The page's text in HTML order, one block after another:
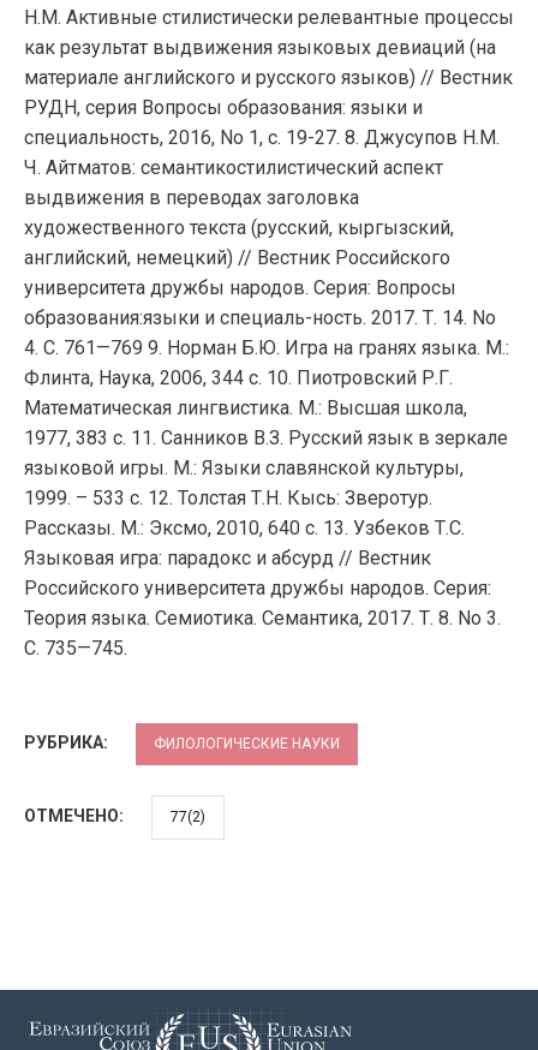
Н.М. Активные стилистически релевантные процессы
как результат выдвижения языковых девиаций (на
материале английского и русского языков) // Вестник
РУДН, серия Вопросы образования: языки и
специальность, 2016, No 1, с. 19-27. 8. Джусупов Н.М.
Ч. Айтматов: семантикостилистический аспект
выдвижения в переводах заголовка
художественного текста (русский, кыргызский,
английский, немецкий) // Вестник Российского
университета дружбы народов. Серия: Вопросы
образования:языки и специаль-ность. 2017. Т. 14. No
4. С. 761—769 9. Норман Б.Ю. Игра на гранях языка. М.:
Флинта, Наука, 2006, 344 с. 10. Пиотровский Р.Г.
Математическая лингвистика. М.: Высшая школа,
1977, 383 с. 11. Санников В.З. Русский язык в зеркале
языковой игры. М.: Языки славянской культуры,
1999. – 533 с. 12. Толстая Т.Н. Кысь: Зверотур.
Рассказы. М.: Эксмо, 2010, 640 с. 13. Узбеков Т.С.
Языковая игра: парадокс и абсурд // Вестник
Российского университета дружбы народов. Серия:
Теория языка. Семиотика. Семантика, 2017. Т. 8. No 3.
С. 735—745.
РУБРИКА: ФИЛОЛОГИЧЕСКИЕ НАУКИ
ОТМЕЧЕНО: 77(2)